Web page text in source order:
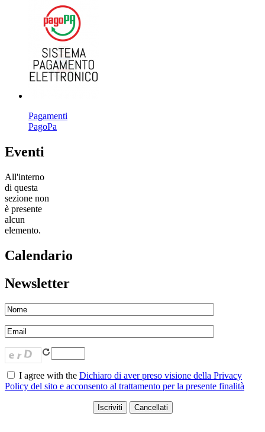
Pagamenti
PagoPa
Eventi
All'interno
di questa
sezione non
è presente
alcun
elemento.
Calendario
Newsletter
I agree with the Dichiaro di aver preso visione della Privacy
Policy del sito e acconsento al trattamento per la presente finalità